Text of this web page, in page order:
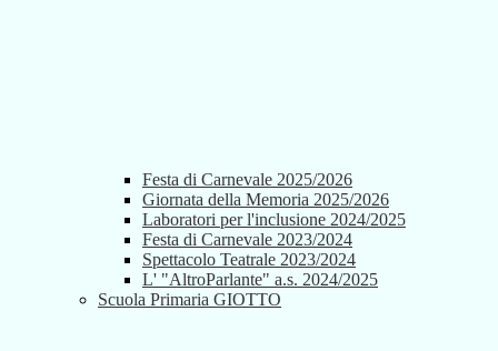
Festa di Carnevale 2025/2026
Giornata della Memoria 2025/2026
Laboratori per l'inclusione 2024/2025
Festa di Carnevale 2023/2024
Spettacolo Teatrale 2023/2024
L' "AltroParlante" a.s. 2024/2025
Scuola Primaria GIOTTO